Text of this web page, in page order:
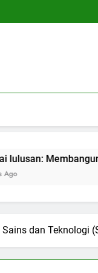
Membangun
dan Teknologi